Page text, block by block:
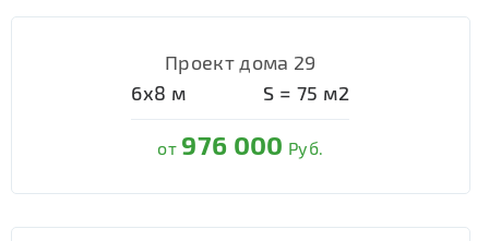
Проект дома 29
6х8 м S = 75 м2
от 976 000 Руб.